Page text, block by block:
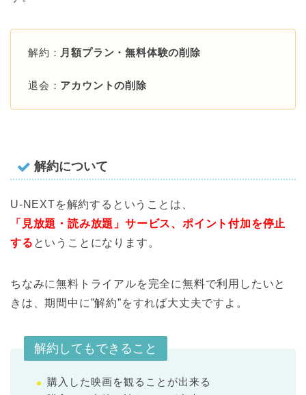
解約： 月額プラン・無料体験の削除
退会： アカウントの削除
解約について
U-NEXTを解約するということは、
「見放題・読み放題」サービス、ポイント付加を停止
する ということになります。
ちなみに無料トライアルを完全に無料で利用したいと
きは、期間中に”解約”をすれば大丈夫ですよ。
解約してもできること
購入した映画を観ることが出来る